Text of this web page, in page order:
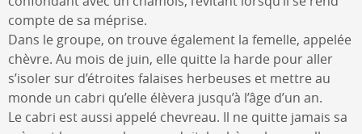
compte de sa méprise.
Dans le groupe, on trouve également la femelle, appelée
chèvre. Au mois de juin, elle quitte la harde pour aller
s’isoler sur d’étroites falaises herbeuses et mettre au
monde un cabri qu’elle élèvera jusqu’à l’âge d’un an.
Le cabri est aussi appelé chevreau. Il ne quitte jamais sa